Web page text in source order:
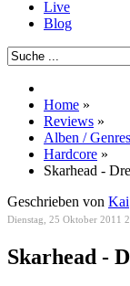
Live
Blog
Home »
Reviews »
Alben / Genres
Hardcore »
Skarhead -
Geschrieben von Kai
Dienstag, 25 Oktober 2011
Skarhead -